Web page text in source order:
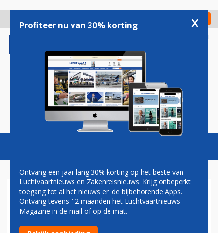
gaan
Check in
Magazine Podcasts Vacatures
MINISTER DEKKER GEEFT
TOESTEMMING BOMENKAP
Profiteer nu van 30% korting x
Ontvang een jaar lang 30% korting op het beste van
Luchtvaartnieuws en Zakenreisnieuws. Krijg onbeperkt
toegang tot al het nieuws en de bijbehorende Apps.
Ontvang tevens 12 maanden het Luchtvaartnieuws
Magazine in de mail of op de mat.